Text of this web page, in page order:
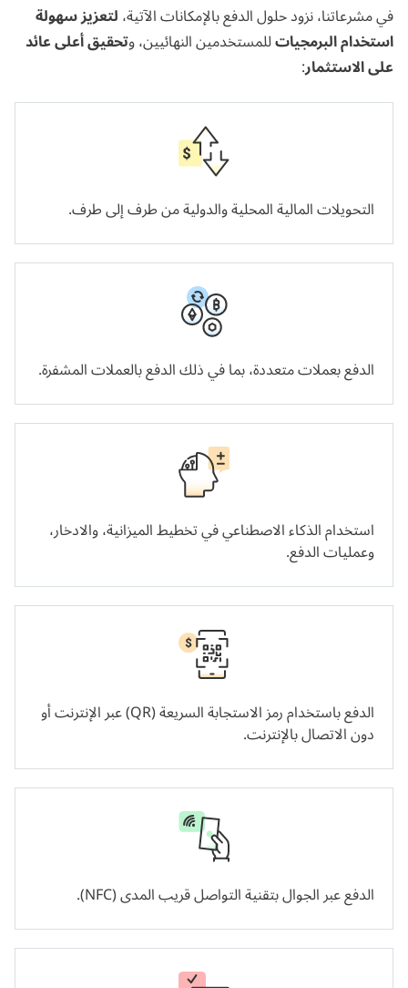
في مشرعاتنا، نزود حلول الدفع بالإمكانات الآتية،لتعزيز سهولة
استخدام البرمجياتللمستخدمين النهائيين، وتحقيق أعلى عائد
على الاستثمار:
التحويلات المالية المحلية والدولية من طرف إلى طرف.
الدفع بعملات متعددة، بما في ذلك الدفع بالعملات المشفرة.
استخدام الذكاء الاصطناعي في تخطيط الميزانية، والادخار،
وعمليات الدفع.
الدفع باستخدام رمز الاستجابة السريعة (QR) عبر الإنترنت أو
دون الاتصال بالإنترنت.
الدفع عبر الجوال بتقنية التواصل قريب المدى (NFC).